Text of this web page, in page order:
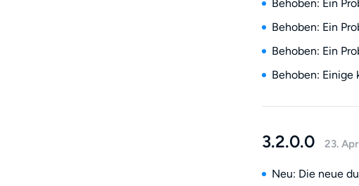
Behoben: Ein
Behoben: Ein
Behoben: Ein
Behoben: Einige
3.2.0.0 23.
Neu: Die neue